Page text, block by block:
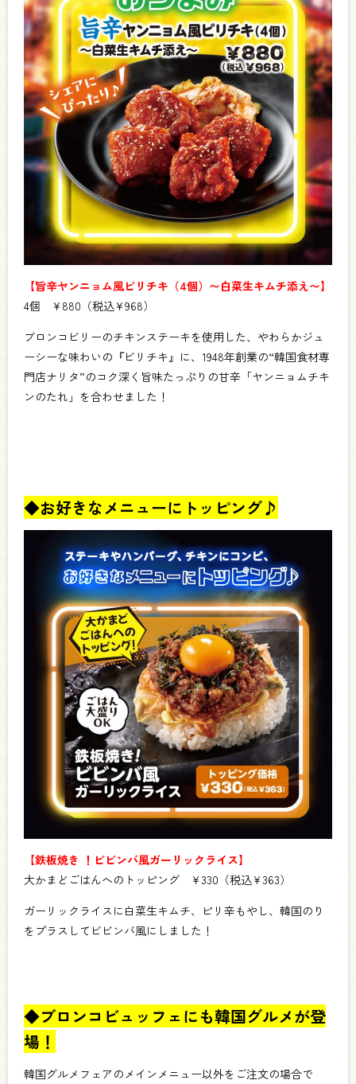
【旨辛ヤンニョム風ビリチキ（4個）〜白菜生キムチ添え〜】
4個 ¥880（税込¥968）
ブロンコビリーのチキンステーキを使用した、やわらかジュ
ーシーな味わいの『ビリチキ』に、1948年創業の“韓国食材専
門店ナリタ”のコク深く旨味たっぷりの甘辛「ヤンニョムチキ
ンのたれ」を合わせました！
◆お好きなメニューにトッピング♪
【鉄板焼き ！ビビンバ風ガーリックライス】
大かまどごはんへのトッピング ¥330（税込¥363）
ガーリックライスに白菜生キムチ、ピリ辛もやし、韓国のり
をプラスしてビビンバ風にしました！
◆ブロンコビュッフェにも韓国グルメが登
場！
韓国グルメフェアのメインメニュー以外をご注文の場合で